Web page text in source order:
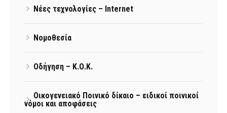
Νέες τεχνολογίες – Internet
Νομοθεσία
Οδήγηση – Κ.Ο.Κ.
Οικογενειακό Ποινικό δίκαιο – ειδικοί ποινικοί
νόμοι και αποφάσεις